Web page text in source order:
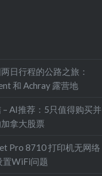
日行程的公路之旅：
和 Achray 露营地
– AI推荐：5只值得购买并
拿大股票
Pro 8710 打印机无网络
置WiFi问题